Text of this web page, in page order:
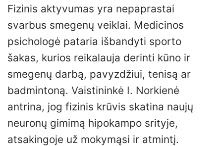
Fizinis aktyvumas yra nepaprastai
svarbus smegenų veiklai. Medicinos
psichologė pataria išbandyti sporto
šakas, kurios reikalauja derinti kūno ir
smegenų darbą, pavyzdžiui, tenisą ar
badmintoną. Vaistininkė I. Norkienė
antrina, jog fizinis krūvis skatina naujų
neuronų gimimą hipokampo srityje,
atsakingoje už mokymąsi ir atmintį.